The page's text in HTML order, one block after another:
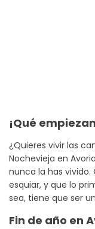
¡Qué
¿Quieres vivir las
Nochevieja en
nunca la has
esquiar, y que lo
sea, tiene que ser
Fin de año en